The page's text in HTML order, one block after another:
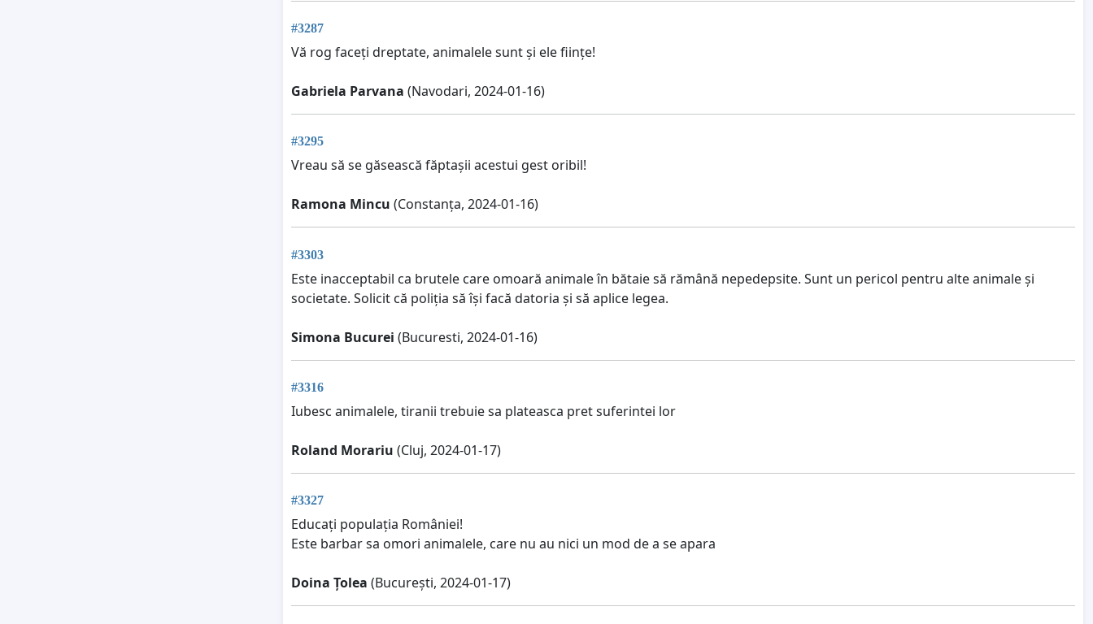
#3287
Vă rog faceți dreptate, animalele sunt și ele ființe!
Gabriela Parvana (Navodari, 2024-01-16)
#3295
Vreau să se găsească făptașii acestui gest oribil!
Ramona Mincu (Constanța, 2024-01-16)
#3303
Este inacceptabil ca brutele care omoară animale în bătaie să rămână nepedepsite. Sunt un pericol pentru alte animale și
societate. Solicit că poliția să își facă datoria și să aplice legea.
Simona Bucurei (Bucuresti, 2024-01-16)
#3316
Iubesc animalele, tiranii trebuie sa plateasca pret suferintei lor
Roland Morariu (Cluj, 2024-01-17)
#3327
Educați populația României!
Este barbar sa omori animalele, care nu au nici un mod de a se apara
Doina Țolea (București, 2024-01-17)